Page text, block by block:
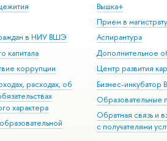
в НИУ ВШЭ
капитала
коррупции
расходах, об
характера
Вышка+
Прием в
Аспирантура
Дополнительное
Центр развития
Бизнес-
Образовательные
Обратная связь и
с получателями